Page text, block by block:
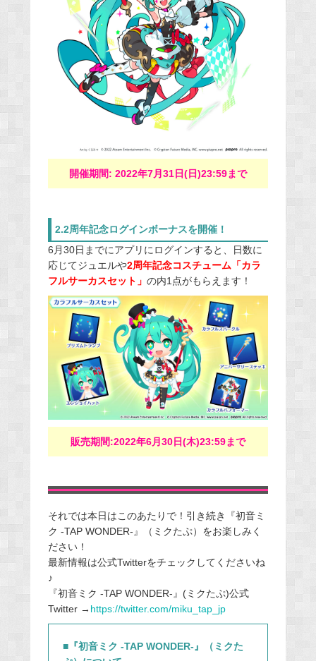
開催期間: 2022年7月31日(日)23:59まで
2.2周年記念ログインボーナスを開催！
6月30日までにアプリにログインすると、日数に
応じてジュエルや2周年記念コスチューム「カラ
フルサーカスセット」 の内1点がもらえます！
販売期間:2022年6月30日(木)23:59まで
それでは本日はこのあたりで！引き続き『初音ミ
ク -TAP WONDER-』（ミクたぷ）をお楽しみく
ださい！
最新情報は公式Twitterをチェックしてくださいね
♪
『初音ミク -TAP WONDER-』(ミクたぷ)公式
Twitter → https://twitter.com/miku_tap_jp
■『初音ミク -TAP WONDER-』（ミクた